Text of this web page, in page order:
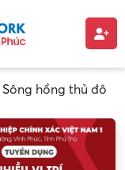
hồng thủ đô